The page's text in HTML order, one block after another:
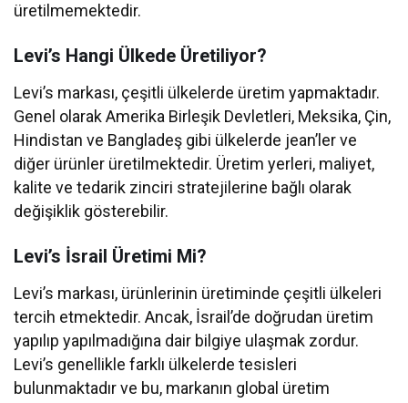
üretilmemektedir.
Levi’s Hangi Ülkede Üretiliyor?
Levi’s markası, çeşitli ülkelerde üretim yapmaktadır.
Genel olarak Amerika Birleşik Devletleri, Meksika, Çin,
Hindistan ve Bangladeş gibi ülkelerde jean’ler ve
diğer ürünler üretilmektedir. Üretim yerleri, maliyet,
kalite ve tedarik zinciri stratejilerine bağlı olarak
değişiklik gösterebilir.
Levi’s İsrail Üretimi Mi?
Levi’s markası, ürünlerinin üretiminde çeşitli ülkeleri
tercih etmektedir. Ancak, İsrail’de doğrudan üretim
yapılıp yapılmadığına dair bilgiye ulaşmak zordur.
Levi’s genellikle farklı ülkelerde tesisleri
bulunmaktadır ve bu, markanın global üretim